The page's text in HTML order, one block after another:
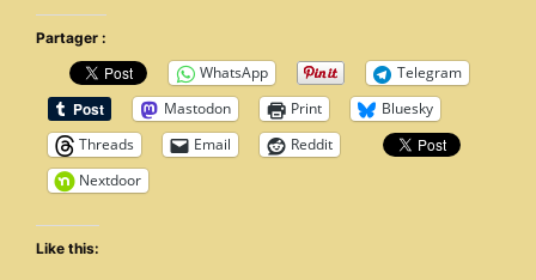
Partager :
WhatsApp
Telegram
Mastodon
Print
Bluesky
Threads
Email
Reddit
Nextdoor
Like this: